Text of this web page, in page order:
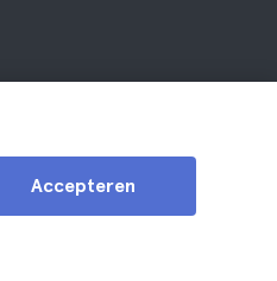
Accepteren